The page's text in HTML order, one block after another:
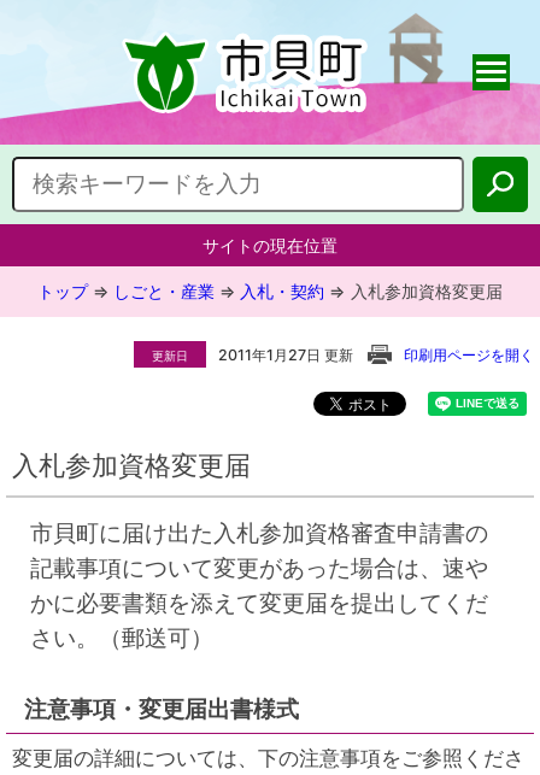
サイトの現在位置
トップ⇒ しごと・産業 ⇒ 入札・契約 ⇒ 入札参加資格変更届
更新日 2011年1月27日 更新 印刷用ページを開く
入札参加資格変更届
市貝町に届け出た入札参加資格審査申請書の
記載事項について変更があった場合は、速や
かに必要書類を添えて変更届を提出してくだ
さい。（郵送可）
注意事項・変更届出書様式
変更届の詳細については、下の注意事項をご参照くださ